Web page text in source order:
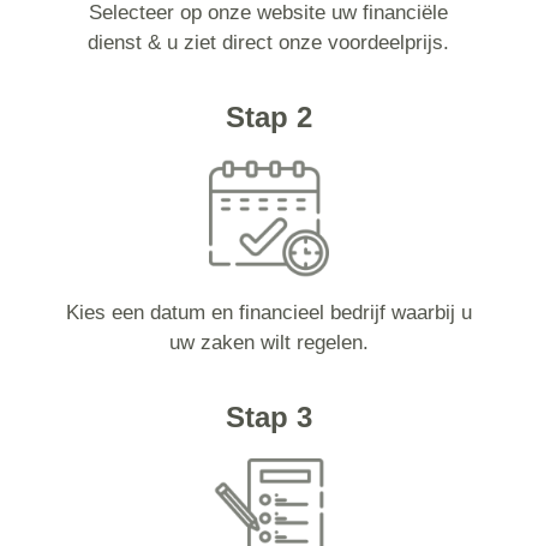
Selecteer op onze website uw financiële
dienst & u ziet direct onze voordeelprijs.
Stap 2
Kies een datum en financieel bedrijf waarbij u
uw zaken wilt regelen.
Stap 3